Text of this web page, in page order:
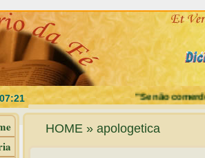
"Se não comerdes a
HOME » apologetica